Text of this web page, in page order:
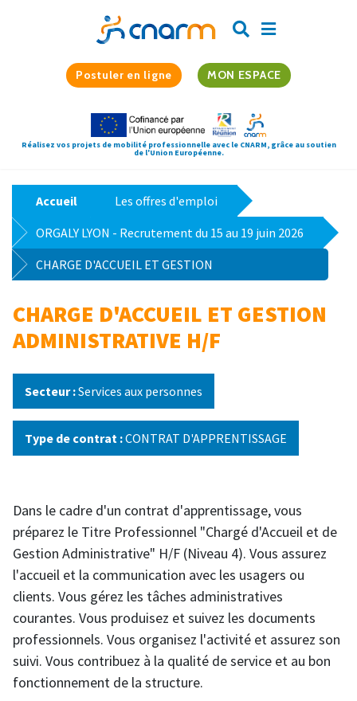
Postuler en ligne MON ESPACE
Réalisez vos projets de mobilité professionnelle avec le CNARM, grâce au soutien
de l'Union Européenne.
Accueil
Les offres d'emploi
ORGALY LYON - Recrutement du 15 au 19 juin 2026
CHARGE D'ACCUEIL ET GESTION
ADMINISTRATIVE H/F
CHARGE D'ACCUEIL ET GESTION
ADMINISTRATIVE H/F
Secteur :Services aux personnes
Type de contrat :CONTRAT D'APPRENTISSAGE
Dans le cadre d'un contrat d'apprentissage, vous
préparez le Titre Professionnel "Chargé d'Accueil et de
Gestion Administrative" H/F (Niveau 4). Vous assurez
l'accueil et la communication avec les usagers ou
clients. Vous gérez les tâches administratives
courantes. Vous produisez et suivez les documents
professionnels. Vous organisez l'activité et assurez son
suivi. Vous contribuez à la qualité de service et au bon
fonctionnement de la structure.